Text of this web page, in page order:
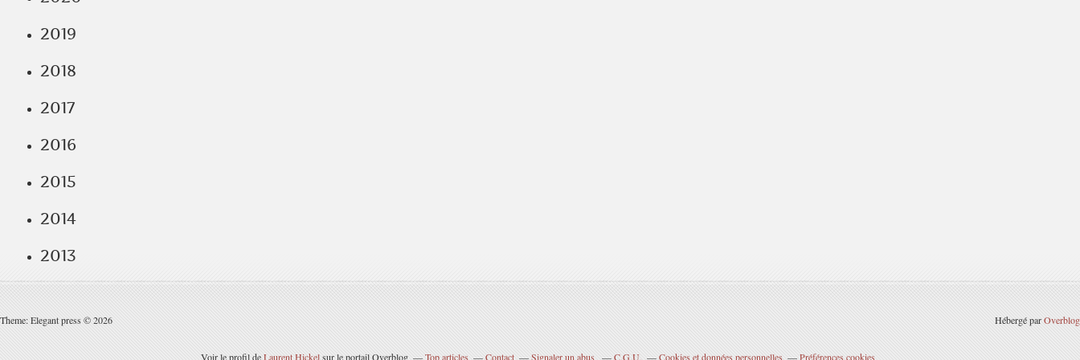
2019
2018
2017
2016
2015
2014
2013
Theme: Elegant press © 2026 Hébergé parOverblog
Voir le profil deLaurent Hickelsur le portail Overblog Top articles Contact Signaler un abus C.G.U. Cookies et données personnelles Préférences cookies